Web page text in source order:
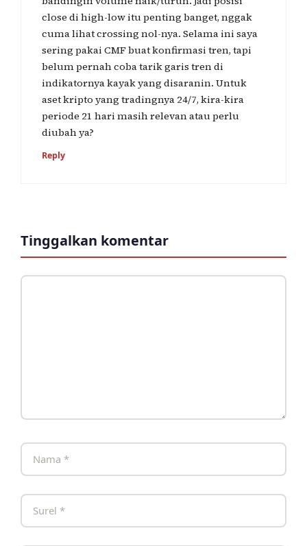
close di high-low itu penting banget, nggak
cuma lihat crossing nol-nya. Selama ini saya
sering pakai CMF buat konfirmasi tren, tapi
belum pernah coba tarik garis tren di
indikatornya kayak yang disaranin. Untuk
aset kripto yang tradingnya 24/7, kira-kira
periode 21 hari masih relevan atau perlu
diubah ya?
Reply
Tinggalkan komentar
Komentar
Nama
Surel
Situs